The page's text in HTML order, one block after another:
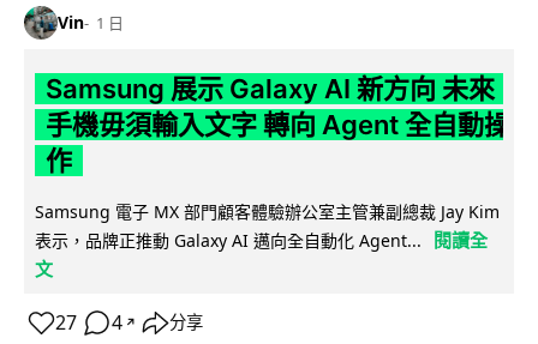
Vin 1 日
Samsung 展示 Galaxy AI 新方向 未來
手機毋須輸入文字 轉向 Agent 全自動操
作
Samsung 電子 MX 部門顧客體驗辦公室主管兼副總裁 Jay Kim
表示，品牌正推動 Galaxy AI 邁向全自動化 Agent...
閱讀全
文
27 4 ↗ 分享